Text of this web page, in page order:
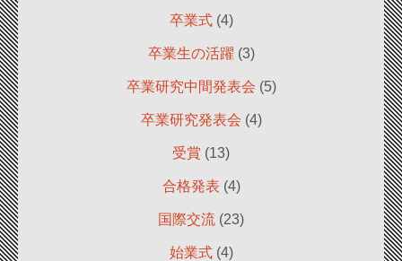
卒業式(4)
卒業生の活躍 (3)
卒業研究中間発表会 (5)
卒業研究発表会 (4)
受賞 (13)
合格発表 (4)
国際交流 (23)
始業式(4)